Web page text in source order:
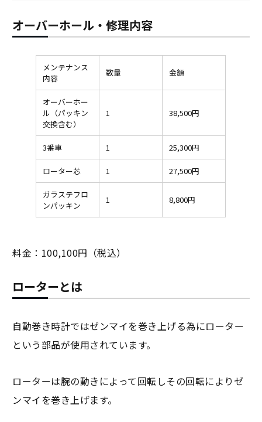
オーバーホール・修理内容
メンテナンス
内容
数量 金額
オーバーホー
ル（パッキン
交換含む）
1 38,500円
3番車 1 25,300円
ローター芯 1 27,500円
ガラステフロ
ンパッキン
1 8,800円
料金：100,100円（税込）
ローターとは
自動巻き時計ではゼンマイを巻き上げる為にローター
という部品が使用されています。
ローターは腕の動きによって回転しその回転によりゼ
ンマイを巻き上げます。